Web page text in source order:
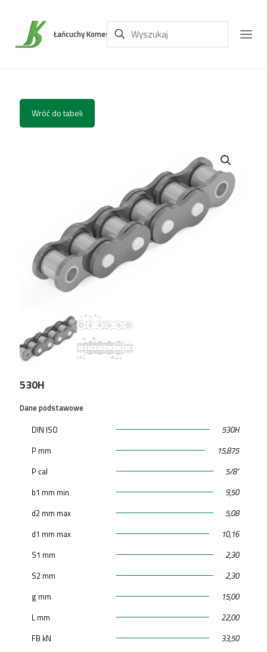
Łańcuchy Komes
Wróć do tabeli
530H
Dane podstawowe
DIN ISO
530H
P mm
15,875
P cal
5/8"
b1 mm min
9,50
d2 mm max
5,08
d1 mm max
10,16
S1 mm
2,30
S2 mm
2,30
g mm
15,00
L mm
22,00
FB kN
33,50